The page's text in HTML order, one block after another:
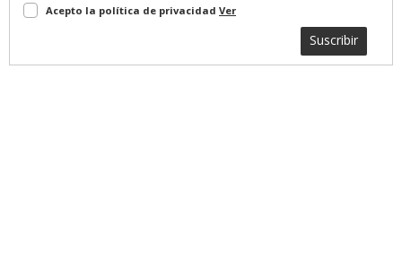
Acepto la política de privacidad Ver
Suscribir